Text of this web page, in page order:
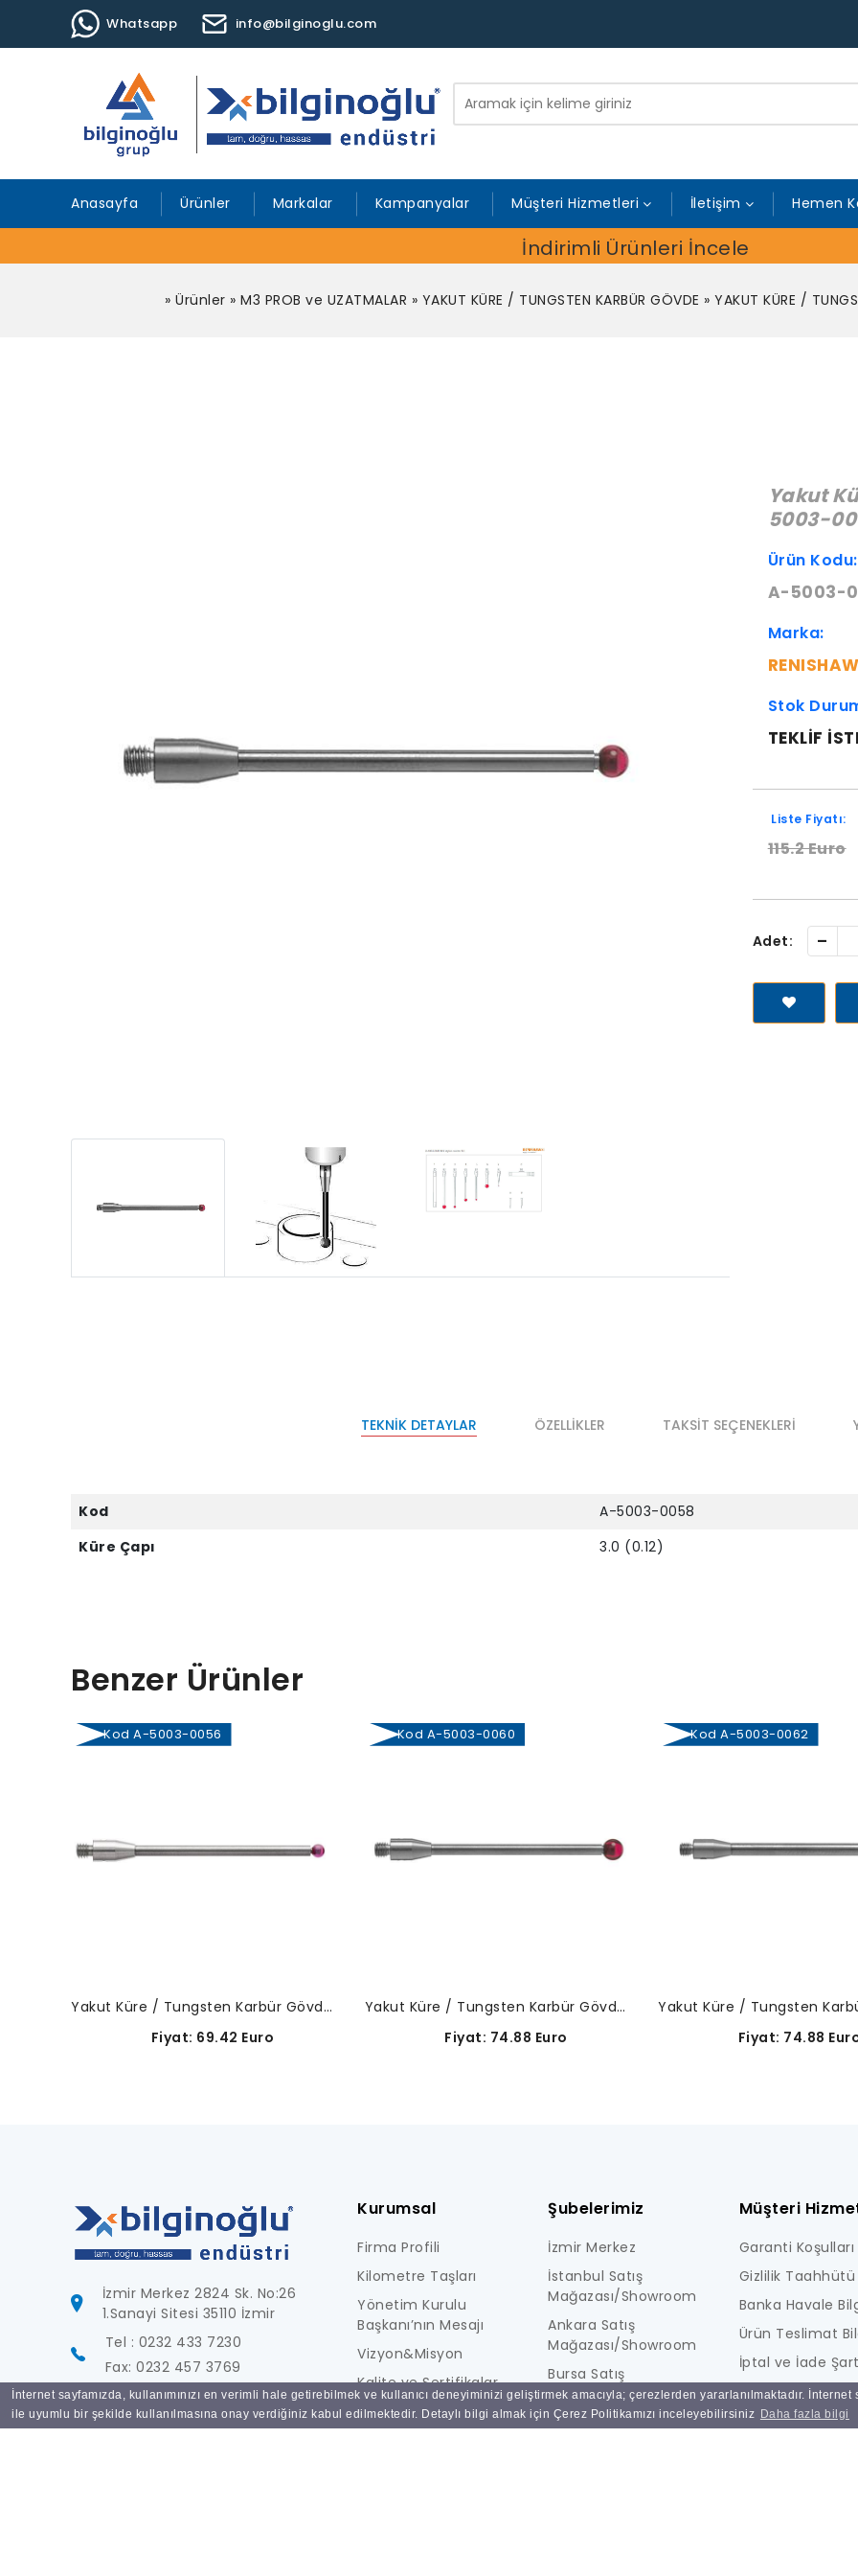
İnternet sayfamızda, kullanımınızı en verimli hale getirebilmek ve kullanıcı deneyiminizi geliştirmek amacıyla; çerezlerden yararlanılmaktadır.
ile uyumlu bir şekilde kullanılmasına onay verdiğiniz kabul edilmektedir. Detaylı bilgi almak için Çerez Politikamızı inceleyebilirsiniz Daha fazla bilgi
Whatsapp info@bilginoglu.com
Anasayfa Ürünler Markalar Kampanyalar Müşteri Hizmetleri İletişim Hemen
İndirimli Ürünleri İncele
» Ürünler » M3 PROB ve UZATMALAR » YAKUT KÜRE / TUNGSTEN KARBÜR GÖVDE » YAKUT KÜRE /
Yakut
5003-
Ürün Kodu:
A-5003-
Marka:
RENISHAW
Stok
TEKLIF
Liste Fiyatı:
115.2 Euro
Adet: -
TEKNIK DETAYLAR ÖZELLIKLER TAKSIT SEÇENEKLERI
Kod
A-5003-0058
Küre Çapı
3.0 (0.12)
Benzer Ürünler
Kod A-5003-0056
Yakut Küre / Tungsten Karbür Gövde-A-5003-0056
Fiyat: 69.42 Euro
Kod A-5003-0060
Yakut Küre / Tungsten Karbür Gövde-A-5003-0060
Fiyat: 74.88 Euro
Kod A-5003-0062
Fiyat: 74.88
İzmir Merkez 2824 Sk. No:26
1.Sanayi Sitesi 35110 İzmir
Tel : 0232 433 7230
Fax: 0232 457 3769
info@bilginoglu.com
Kurumsal
Firma Profili
Kilometre Taşları
Yönetim Kurulu
Başkanı’nın Mesajı
Vizyon&Misyon
Kalite ve Sertifikalar
Foto Galeri
Şubelerimiz
İzmir Merkez
İstanbul Satış
Mağazası/Showroom
Ankara Satış
Mağazası/Showroom
Bursa Satış
Mağazası/Showroom
Ulucak Depo & Teknik
Müşteri
Garanti Koşulları
Gizlilik Taahhütü
Banka Havale
Ürün Teslimat
İptal ve İade
KİŞİSEL VERİLERE
AYDINLATMA